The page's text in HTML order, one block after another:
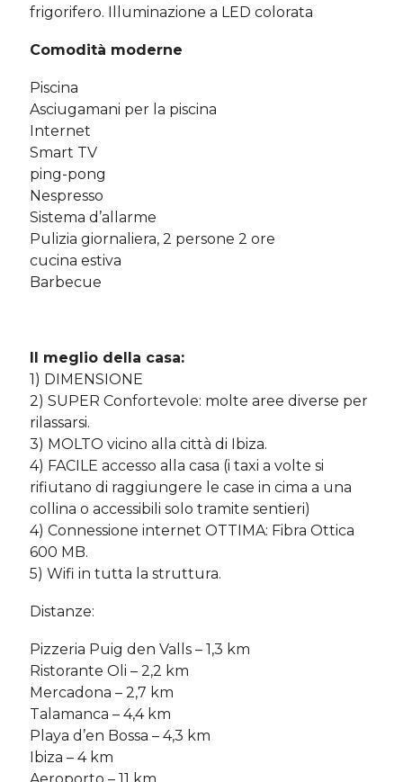
frigorifero. Illuminazione a LED colorata
Comodità moderne
Piscina
Asciugamani per la piscina
Internet
Smart TV
ping-pong
Nespresso
Sistema d’allarme
Pulizia giornaliera, 2 persone 2 ore
cucina estiva
Barbecue
Il meglio della casa:
1) DIMENSIONE
2) SUPER Confortevole: molte aree diverse per
rilassarsi.
3) MOLTO vicino alla città di Ibiza.
4) FACILE accesso alla casa (i taxi a volte si
rifiutano di raggiungere le case in cima a una
collina o accessibili solo tramite sentieri)
4) Connessione internet OTTIMA: Fibra Ottica
600 MB.
5) Wifi in tutta la struttura.
Distanze:
Pizzeria Puig den Valls – 1,3 km
Ristorante Oli – 2,2 km
Mercadona – 2,7 km
Talamanca – 4,4 km
Playa d’en Bossa – 4,3 km
Ibiza – 4 km
Aeroporto – 11 km